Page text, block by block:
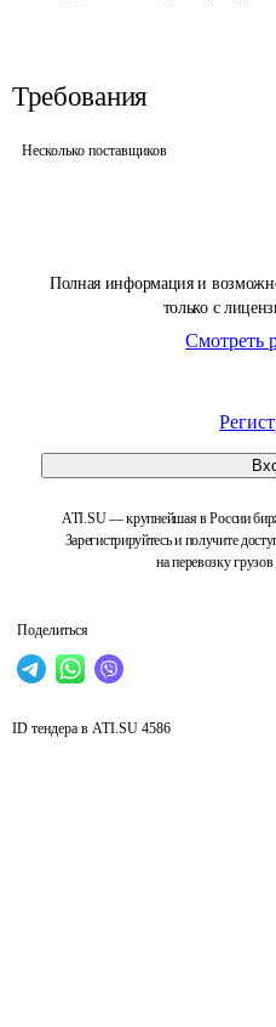
Полная информация и
только с
Смотреть
ATI.SU — крупнейшая в России
Зарегистрируйтесь и получите
на перевозку
Поделиться
Требования
Несколько поставщиков
ID тендера в ATI.SU 4586